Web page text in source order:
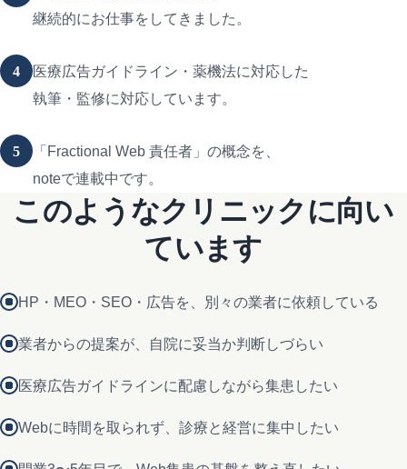
継続的にお仕事をしてきました。
4
医療広告ガイドライン・薬機法に対応した
執筆・監修に対応しています。
5
「Fractional Web 責任者」の概念を、
noteで連載中です。
このようなクリニックに向い
ています
HP・MEO・SEO・広告を、別々の業者に依頼している
業者からの提案が、自院に妥当か判断しづらい
医療広告ガイドラインに配慮しながら集患したい
Webに時間を取られず、診療と経営に集中したい